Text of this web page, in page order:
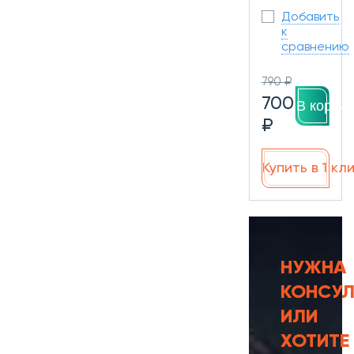
Добавить
к
сравнению
790 ₽
700
₽
В
Купить в 1
НУЖНА
ИЛИ
ХОТИТЕ